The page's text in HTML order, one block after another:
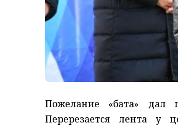
Пожелание «бата» дал
Перерезается лента у